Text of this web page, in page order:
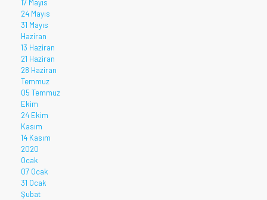
17 Mayıs
24 Mayıs
31 Mayıs
Haziran
13 Haziran
21 Haziran
28 Haziran
Temmuz
05 Temmuz
Ekim
24 Ekim
Kasım
14 Kasım
2020
Ocak
07 Ocak
31 Ocak
Şubat